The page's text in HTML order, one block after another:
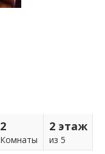
2
Комнаты
2 этаж
из 5